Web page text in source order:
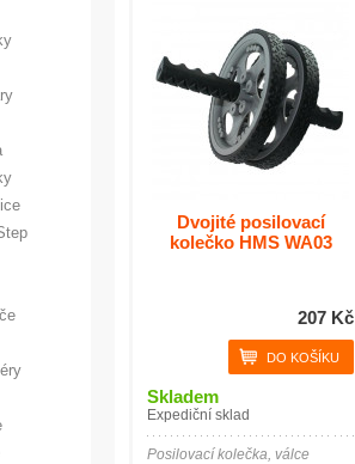
Dvojité posilovací
kolečko HMS WA03
207 Kč
Skladem
Expediční sklad
Posilovací kolečka, válce